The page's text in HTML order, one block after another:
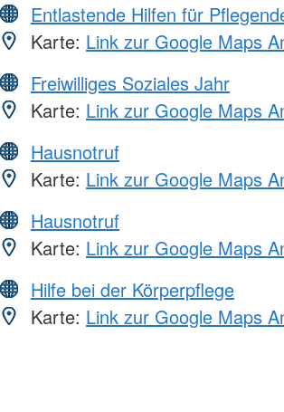
Entlastende Hilfen für
Karte: Link zur Google Maps
Freiwilliges Soziales Jahr
Karte: Link zur Google Maps
Hausnotruf
Karte: Link zur Google Maps
Hausnotruf
Karte: Link zur Google Maps
Hilfe bei der Körperpflege
Karte: Link zur Google Maps